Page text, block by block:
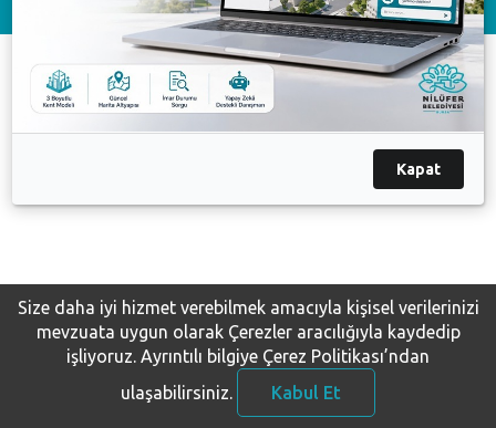
Kapat
Size daha iyi hizmet verebilmek amacıyla kişisel verilerinizi
mevzuata uygun olarak Çerezler aracılığıyla kaydedip
işliyoruz. Ayrıntılı bilgiye Çerez Politikası’ndan
ulaşabilirsiniz.
Kabul Et